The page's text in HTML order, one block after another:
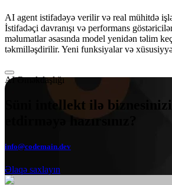
AI agent istifadəyə verilir və real mühitdə
İstifadəçi davranışı və performans
məlumatlar əsasında model yenidən təlim
təkmilləşdirilir. Yeni funksiyalar və
AI Əməkdaşlığı
Süni intellekt ilə
etdirməyə hazırsınız?
info@codemain.dev
Əlaqə saxlayın